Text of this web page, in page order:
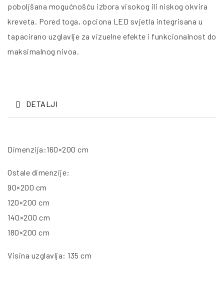
poboljšana mogućnošću izbora visokog ili niskog okvira
kreveta. Pored toga, opciona LED svjetla integrisana u
tapacirano uzglavlje za vizuelne efekte i funkcionalnost do
maksimalnog nivoa.
DETALJI
Dimenzija:160×200 cm
Ostale dimenzije:
90×200 cm
120×200 cm
140×200 cm
180×200 cm
Visina uzglavlja: 135 cm